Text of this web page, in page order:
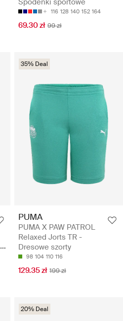
Spodenki sportowe
116 128 140 152 164
69.30 zł 99 zł
35% Deal
PUMA
PUMA X PAW PATROL
Relaxed Jorts TR -
Dresowe szorty
98 104 110 116
129.35 zł 199 zł
20% Deal